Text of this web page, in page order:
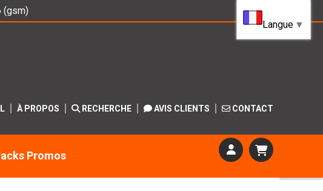
(gsm)
À PROPOS RECHERCHE AVIS CLIENTS CONTACT
Promos
Langue ▼